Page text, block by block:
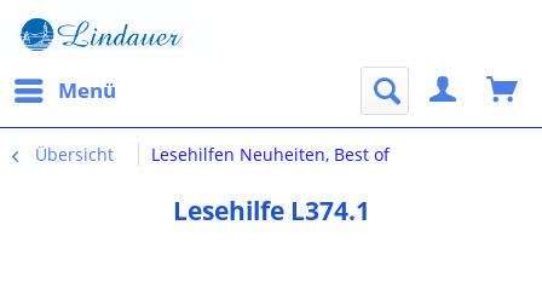
Menü
Übersicht Lesehilfen Neuheiten, Best of
Lesehilfe L374.1